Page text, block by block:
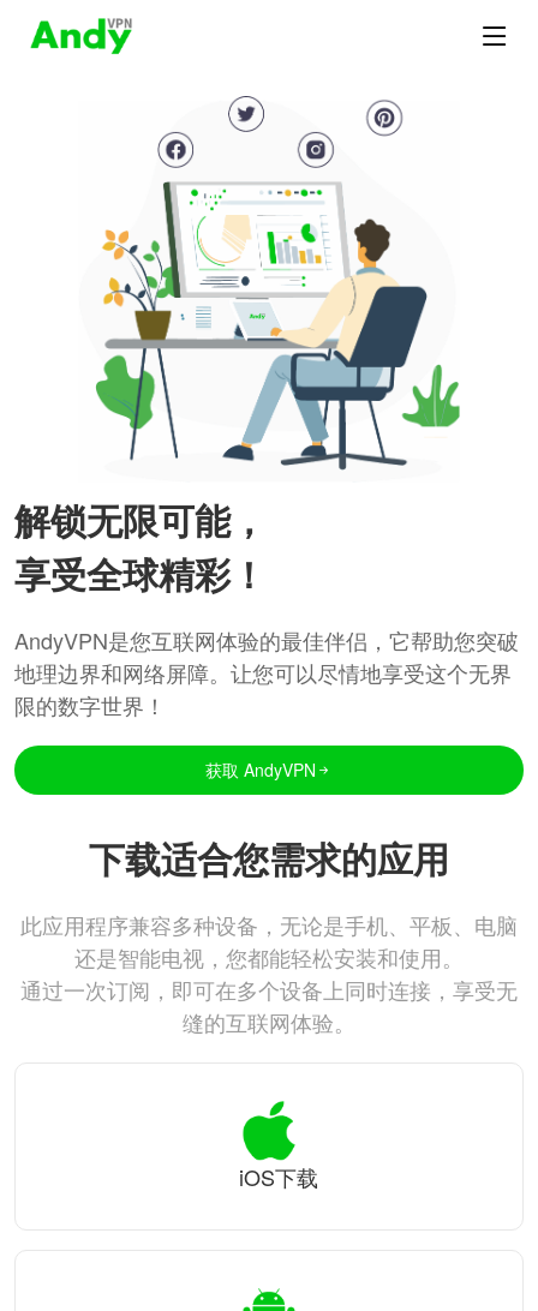
解锁无限可能，
享受全球精彩！
AndyVPN是您互联网体验的最佳伴侣，它帮助您突破
地理边界和网络屏障。让您可以尽情地享受这个无界
限的数字世界！
获取 AndyVPN
下载适合您需求的应用
此应用程序兼容多种设备，无论是手机、平板、电脑
还是智能电视，您都能轻松安装和使用。
通过一次订阅，即可在多个设备上同时连接，享受无
缝的互联网体验。
iOS下载